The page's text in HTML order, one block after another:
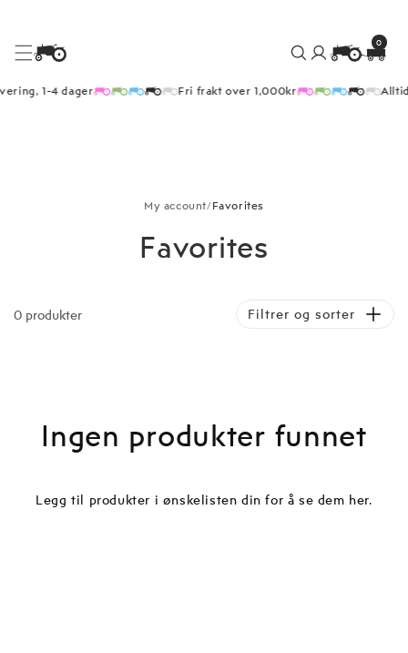
Hopp 1-4 dager Fri frakt over 1,000kr
inn
0
elementer
Handlekurv
My account/Favorites
Favorites
Filtrer og sorter
0 produkter
Ingen produkter funnet
Legg til produkter i ønskelisten din for å se dem her.